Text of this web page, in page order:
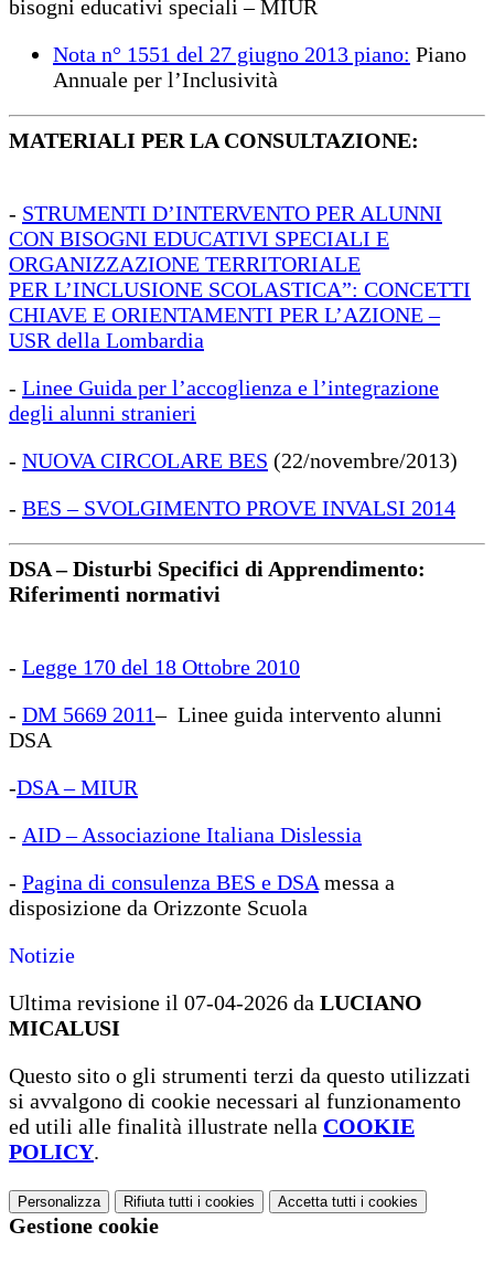
bisogni educativi speciali – MIUR
Nota n° 1551 del 27 giugno 2013 piano: Piano
Annuale per l’Inclusività
MATERIALI PER LA CONSULTAZIONE:
- STRUMENTI D’INTERVENTO PER ALUNNI
CON BISOGNI EDUCATIVI SPECIALI E
ORGANIZZAZIONE TERRITORIALE
PER L’INCLUSIONE SCOLASTICA”: CONCETTI
CHIAVE E ORIENTAMENTI PER L’AZIONE –
USR della Lombardia
- Linee Guida per l’accoglienza e l’integrazione
degli alunni stranieri
- NUOVA CIRCOLARE BES (22/novembre/2013)
- BES – SVOLGIMENTO PROVE INVALSI 2014
DSA – Disturbi Specifici di Apprendimento:
Riferimenti normativi
- Legge 170 del 18 Ottobre 2010
- DM 5669 2011– Linee guida intervento alunni
DSA
-DSA – MIUR
- AID – Associazione Italiana Dislessia
- Pagina di consulenza BES e DSA messa a
disposizione da Orizzonte Scuola
Notizie
Ultima revisione il 07-04-2026 da LUCIANO
MICALUSI
Questo sito o gli strumenti terzi da questo utilizzati
si avvalgono di cookie necessari al funzionamento
ed utili alle finalità illustrate nella COOKIE
POLICY.
Personalizza Rifiuta tutti i cookies Accetta tutti i cookies
Gestione cookie